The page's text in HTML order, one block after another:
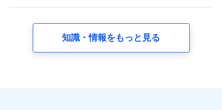
の内容、保険料、保険料のお支払方法、車のメーカーや
走行距離などの情報、建物の構造や築年数などの情報、
知識・情報をもっと見る